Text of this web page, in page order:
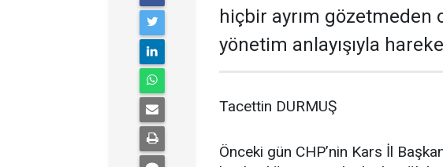
hiçbir ayrım gözetmeden
yönetim anlayışıyla
Tacettin DURMUŞ
Önceki gün CHP’nin Kars İl